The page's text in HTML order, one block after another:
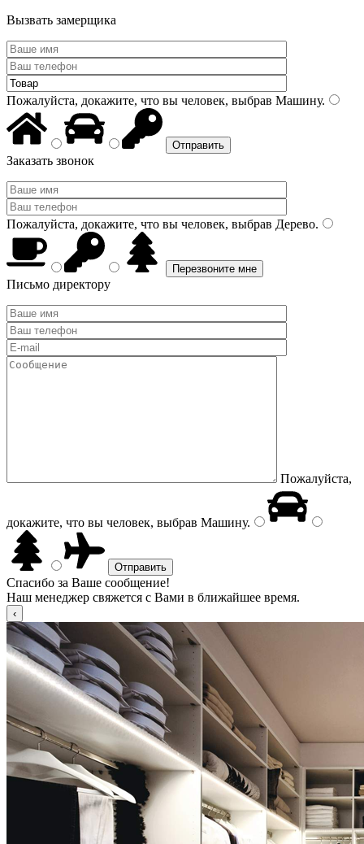
Вызвать замерщика
Пожалуйста, докажите, что вы человек, выбрав Машину.
Заказать звонок
Пожалуйста, докажите, что вы человек, выбрав Дерево.
Письмо директору
Пожалуйста,
докажите, что вы человек, выбрав Машину.
Спасибо за Ваше сообщение!
Наш менеджер свяжется с Вами в ближайшее время.